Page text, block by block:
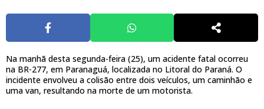
Na manhã desta segunda-feira (25), um acidente fatal ocorreu
na BR-277, em Paranaguá, localizada no Litoral do Paraná. O
incidente envolveu a colisão entre dois veículos, um caminhão e
uma van, resultando na morte de um motorista.